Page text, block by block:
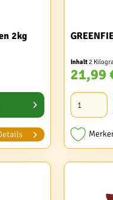
2kg
Inhalt2
21,99